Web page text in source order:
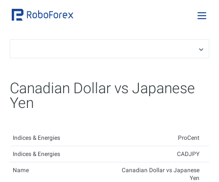
Canadian Dollar vs Japanese
Yen
Indices & Energies ProCent
Indices & Energies CADJPY
Name
Canadian Dollar vs Japanese
Yen